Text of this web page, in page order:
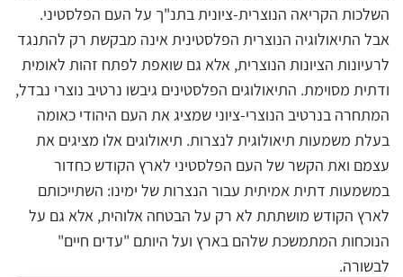
השלכות הקריאה הנוצרית-ציונית בתנ"ך על העם הפלסטיני.
אבל התיאולוגיה הנוצרית הפלסטינית אינה מבקשת רק להתנגד
לרעיונות הציונות הנוצרית, אלא גם שואפת לפתח זהות לאומית
ודתית מסוימת. התיאולוגים הפלסטינים גיבשו נרטיב נוצרי נבדל,
המתחרה בנרטיב הנוצרי-ציוני שמציג את העם היהודי כאומה
בעלת משמעות תיאולוגית לנצרות. תיאולוגים אלו מציגים את
עצמם ואת הקשר של העם הפלסטיני לארץ הקודש כחדור
במשמעות דתית אמיתית עבור הנצרות של ימינו: השתייכותם
לארץ הקודש מושתתת לא רק על הבטחה אלוהית, אלא גם על
הנוכחות המתמשכת שלהם בארץ ועל היותם "עדים חיים"
לבשורה.